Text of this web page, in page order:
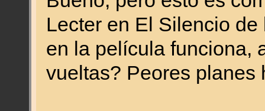
Lecter en El Silencio
en la película funciona,
vueltas? Peores planes